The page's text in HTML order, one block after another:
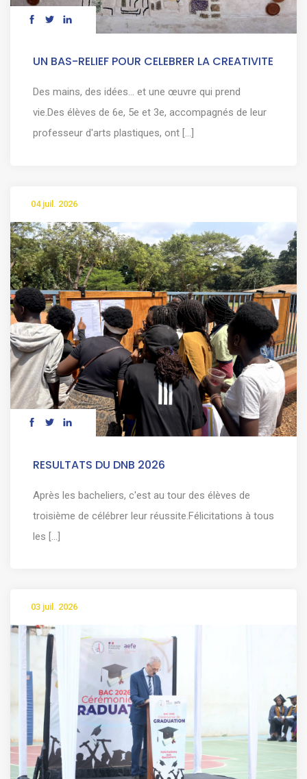
UN BAS-RELIEF POUR CELEBRER LA CREATIVITE
Des mains, des idées… et une œuvre qui prend
vie.Des élèves de 6e, 5e et 3e, accompagnés de leur
professeur d'arts plastiques, ont [...]
04 juil. 2026
RESULTATS DU DNB 2026
Après les bacheliers, c'est au tour des élèves de
troisième de célébrer leur réussite.Félicitations à tous
les [...]
03 juil. 2026